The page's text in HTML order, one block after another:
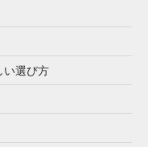
い選び方